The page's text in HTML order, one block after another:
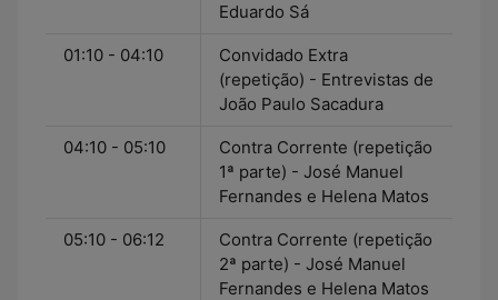
Eduardo Sá
01:10 - 04:10
Convidado Extra
(repetição) - Entrevistas de
João Paulo Sacadura
04:10 - 05:10
Contra Corrente (repetição
1ª parte) - José Manuel
Fernandes e Helena Matos
05:10 - 06:12
Contra Corrente (repetição
2ª parte) - José Manuel
Fernandes e Helena Matos